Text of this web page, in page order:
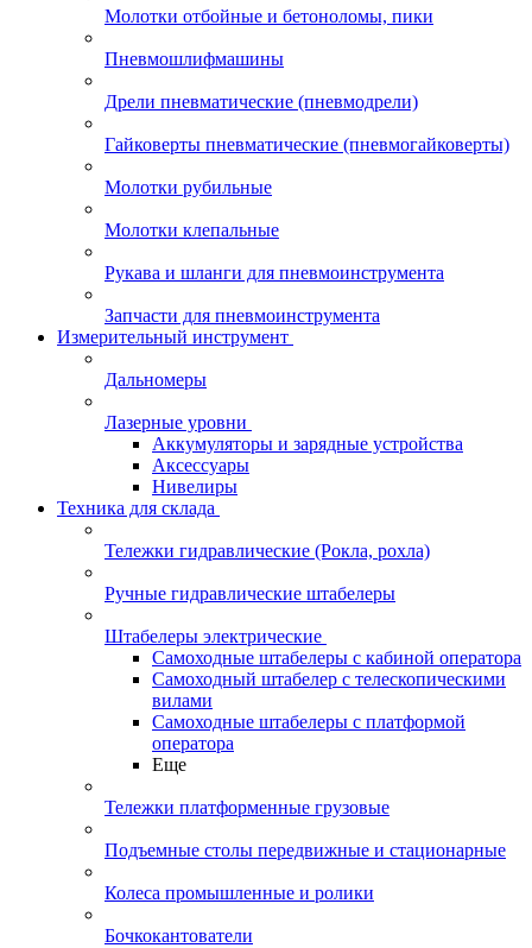
Молотки отбойные и бетоноломы, пики
Пневмошлифмашины
Дрели пневматические (пневмодрели)
Гайковерты пневматические (пневмогайковерты)
Молотки рубильные
Молотки клепальные
Рукава и шланги для пневмоинструмента
Запчасти для пневмоинструмента
Измерительный инструмент
Дальномеры
Лазерные уровни
Аккумуляторы и зарядные устройства
Аксессуары
Нивелиры
Техника для склада
Тележки гидравлические (Рокла, рохла)
Ручные гидравлические штабелеры
Штабелеры электрические
Самоходные штабелеры с кабиной оператора
Самоходный штабелер с телескопическими
вилами
Самоходные штабелеры с платформой
оператора
Еще
Тележки платформенные грузовые
Подъемные столы передвижные и стационарные
Колеса промышленные и ролики
Бочкокантователи